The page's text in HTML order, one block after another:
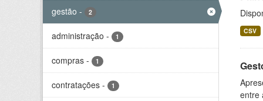
gestão - 2
administração - 1
compras - 1
contratações - 1
CSV
entre